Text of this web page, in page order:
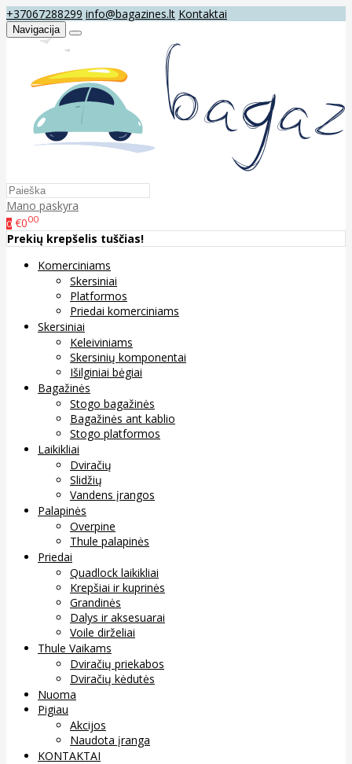
+37067288299 info@bagazines.lt Kontaktai
Navigacija
Mano paskyra
0 €000
Prekių krepšelis tuščias!
Komerciniams
Skersiniai
Platformos
Priedai komerciniams
Skersiniai
Keleiviniams
Skersinių komponentai
Išilginiai bėgiai
Bagažinės
Stogo bagažinės
Bagažinės ant kablio
Stogo platformos
Laikikliai
Dviračių
Slidžių
Vandens įrangos
Palapinės
Overpine
Thule palapinės
Priedai
Quadlock laikikliai
Krepšiai ir kuprinės
Grandinės
Dalys ir aksesuarai
Voile dirželiai
Thule Vaikams
Dviračių priekabos
Dviračių kėdutės
Nuoma
Pigiau
Akcijos
Naudota įranga
KONTAKTAI